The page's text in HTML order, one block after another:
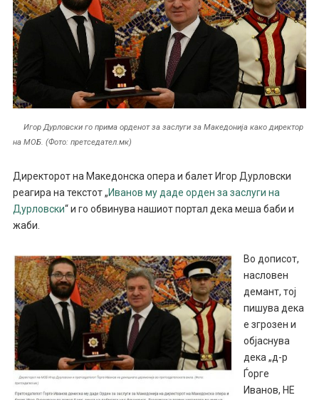
Игор Дурловски го прима орденот за заслуги за Македонија како директор
на МОБ. (Фото: претседател.мк)
Директорот на Македонска опера и балет Игор Дурловски
реагира на текстот „Иванов му даде орден за заслуги на
Дурловски“ и го обвинува нашиот портал дека меша баби и
жаби.
Во дописот,
насловен
демант, тој
пишува дека
е згрозен и
објаснува
дека „д-р
Ѓорге
Иванов, НЕ